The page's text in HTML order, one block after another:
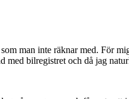
man inte räknar med. För
med bilregistret och då jag